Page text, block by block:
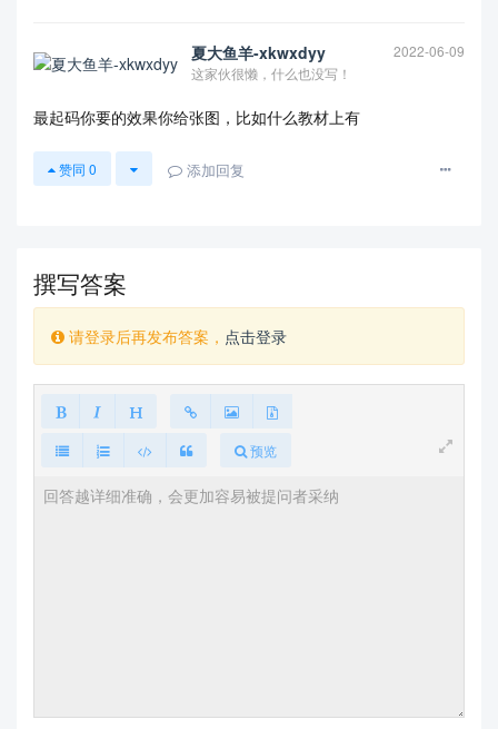
夏大鱼羊-xkwxdyy
2022-06-09
这家伙很懒，什么也没写！
最起码你要的效果你给张图，比如什么教材上有
赞同 0 添加回复
撰写答案
请登录后再发布答案， 点击登录
预览